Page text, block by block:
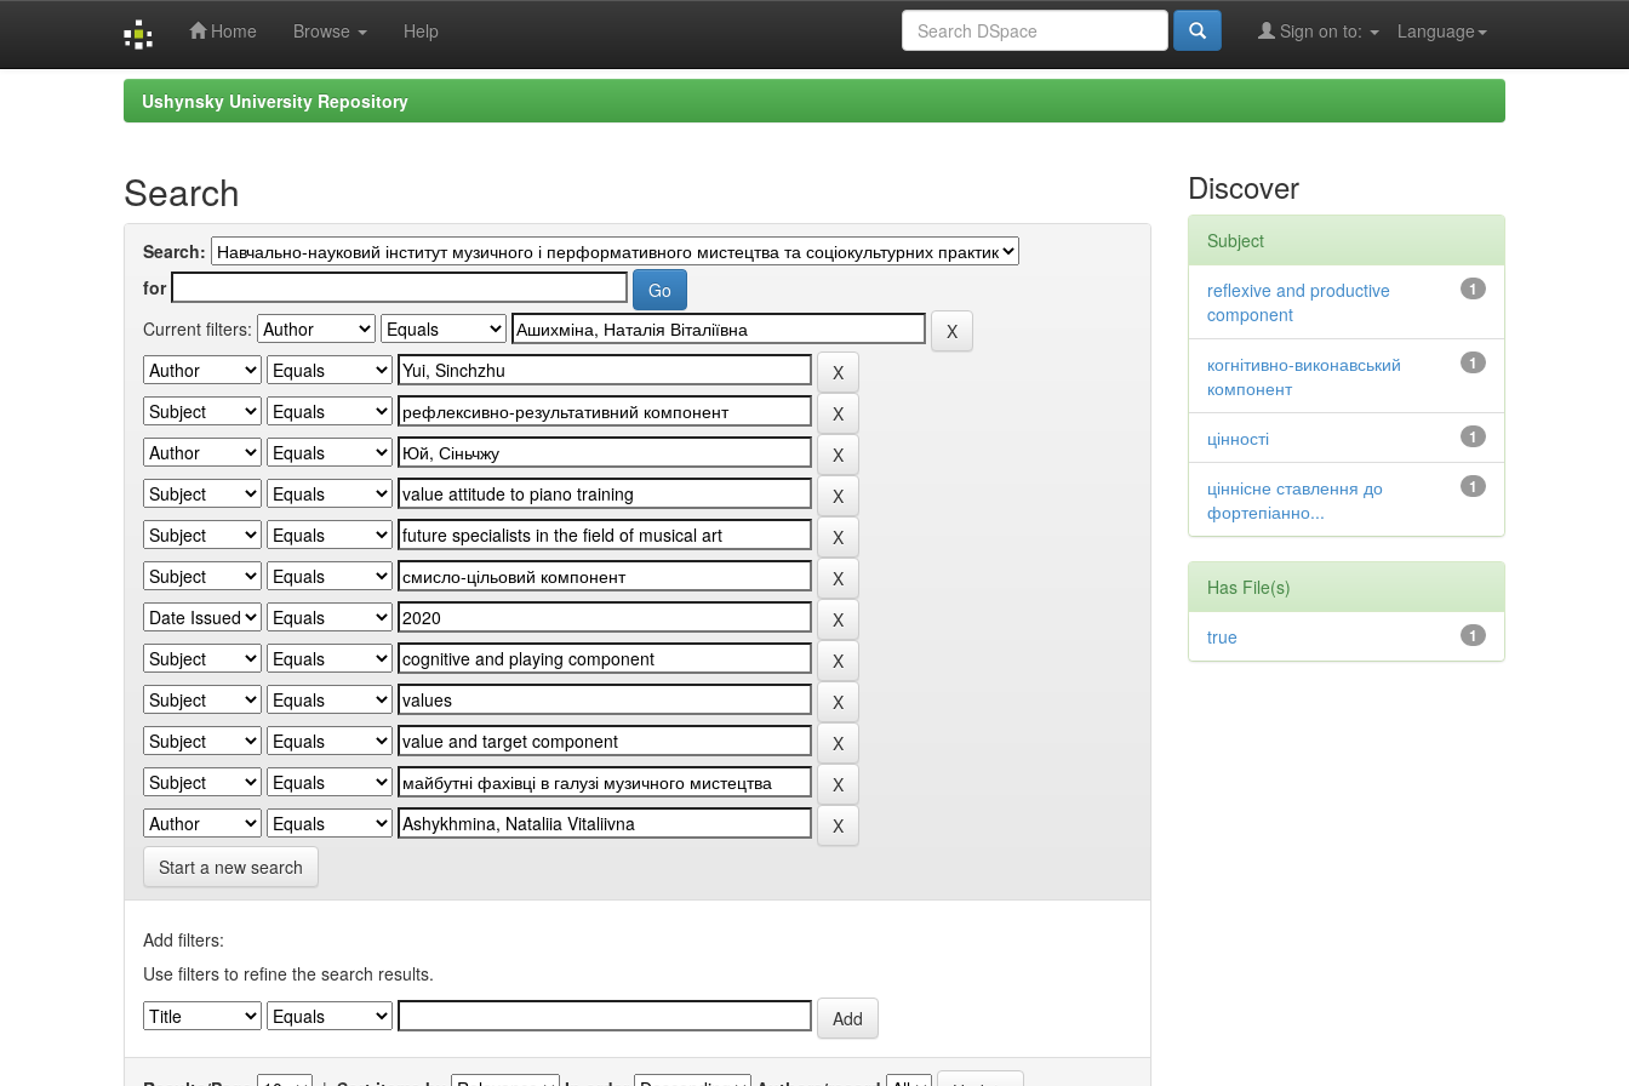
Home Browse Help Language
Sign on to:
Ushynsky University Repository
Search
Search:
for
Current filters:
Start a new search
Add filters:
Use filters to refine the search results.
Discover
Subject
1
reflexive and productive
component
1
когнітивно-виконавський
компонент
1
цінності
1
ціннісне ставлення до
фортепіанно...
Has File(s)
1
true